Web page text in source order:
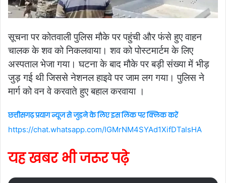
सूचना पर कोतवाली पुलिस मौके पर पहुंची और फंसे हुए वाहन
चालक के शव को निकलवाया। शव को पोस्टमार्टम के लिए
अस्पताल भेजा गया। घटना के बाद मौके पर बड़ी संख्या में भीड़
जुड़ गई थी जिससे नेशनल हाइवे पर जाम लग गया। पुलिस ने
मार्ग को वन वे करवाते हुए बहाल करवाया ।
छत्तीसगढ़ प्रयाग न्यूज से जुड़ने के लिए इस लिंक पर क्लिक करें
https://chat.whatsapp.com/IGMrNM4SYAd1XifDTalsHA
यह खबर भी जरूर पढ़े